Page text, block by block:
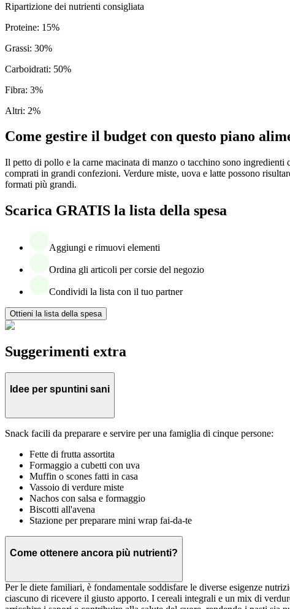
Ripartizione dei nutrienti consigliata
Proteine: 15%
Grassi: 30%
Carboidrati: 50%
Fibra: 3%
Altri: 2%
Come gestire il budget con questo piano
Il petto di pollo e la carne macinata di manzo o tacchino sono ingredienti
comprati in grandi confezioni. Verdure miste, uova e latte possono
formati più grandi.
Scarica GRATIS la lista della spesa
Aggiungi e rimuovi elementi
Ordina gli articoli per corsie del negozio
Condividi la lista con il tuo partner
Ottieni la lista della spesa
Suggerimenti extra
Idee per spuntini sani
Snack facili da preparare e servire per una famiglia di cinque persone:
Fette di frutta assortita
Formaggio a cubetti con uva
Muffin o scones fatti in casa
Vassoio di verdure miste
Nachos con salsa e formaggio
Biscotti all'avena
Stazione per preparare mini wrap fai-da-te
Come ottenere ancora più nutrienti?
Per le diete familiari, è fondamentale soddisfare le diverse esigenze
ciascuno di ricevere il giusto apporto. I cereali integrali e un mix di